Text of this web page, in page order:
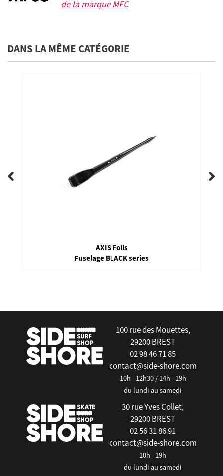
de la marqueMFC
DANS LA MÊME CATÉGORIE
Armstrong Foils
Front Wing APF - Pumping
100 rue des Mouettes,
29200 BREST
02 98 46 71 85
contact@side-shore.com
10h - 12h30 / 14h - 19h
du lundi au samedi
30 rue Yves Collet,
29200 BREST
02 56 31 86 91
contact@side-shore.com
10h - 19h
du lundi au samedi